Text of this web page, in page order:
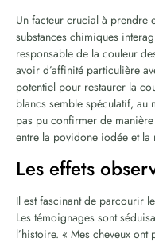
Un facteur crucial à prendre
substances chimiques
responsable de la couleur
avoir d’affinité particulière
potentiel pour restaurer la
blancs semble spéculatif, au
pas pu confirmer de
entre la povidone iodée et la
Les effets
Il est fascinant de parcourir
Les témoignages sont
l’histoire. « Mes cheveux